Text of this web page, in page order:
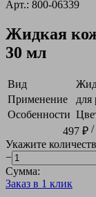
Арт.: 800-06339
Жидкая
30 мл
Вид
Применение
для
Особенности
497 ₽
Укажите
−
Сумма:
Заказ в 1 клик